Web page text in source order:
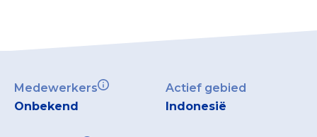
Medewerkers
Onbekend
Actief gebied
Indonesië